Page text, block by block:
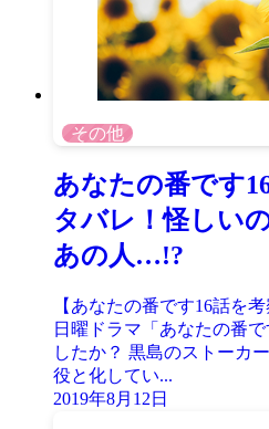
その他
あなたの番です
タバレ！怪しい
あの人…!?
【あなたの番です16話を
日曜ドラマ「あなたの番
したか？ 黒島のストーカ
役と化してい...
2019年8月12日